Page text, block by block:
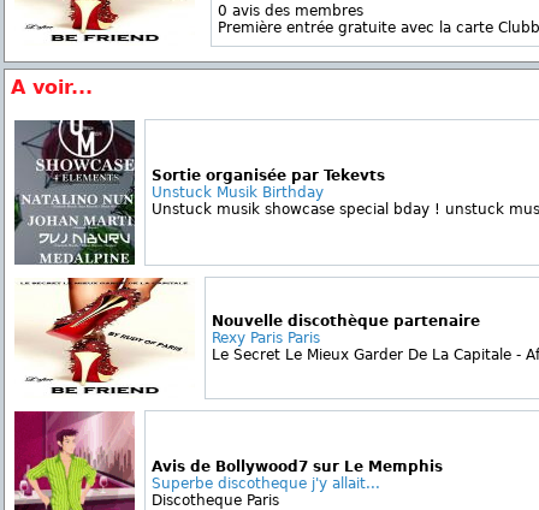
0 avis des membres
Première entrée gratuite avec la carte
A voir...
Sortie organisée par Tekevts
Unstuck Musik Birthday
Unstuck musik showcase special bday ! unstuck
Nouvelle discothèque partenaire
Rexy Paris Paris
Le Secret Le Mieux Garder De La Capitale -
Avis de Bollywood7 sur Le Memphis
Superbe discotheque j'y allait...
Discotheque Paris